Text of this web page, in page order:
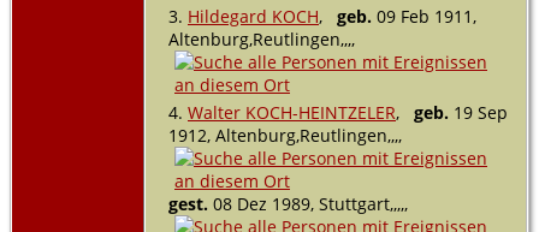
3. Hildegard KOCH, geb. 09 Feb 1911,
Altenburg,Reutlingen,,,,
4. Walter KOCH-HEINTZELER, geb. 19 Sep
1912, Altenburg,Reutlingen,,,,
gest. 08 Dez 1989, Stuttgart,,,,,